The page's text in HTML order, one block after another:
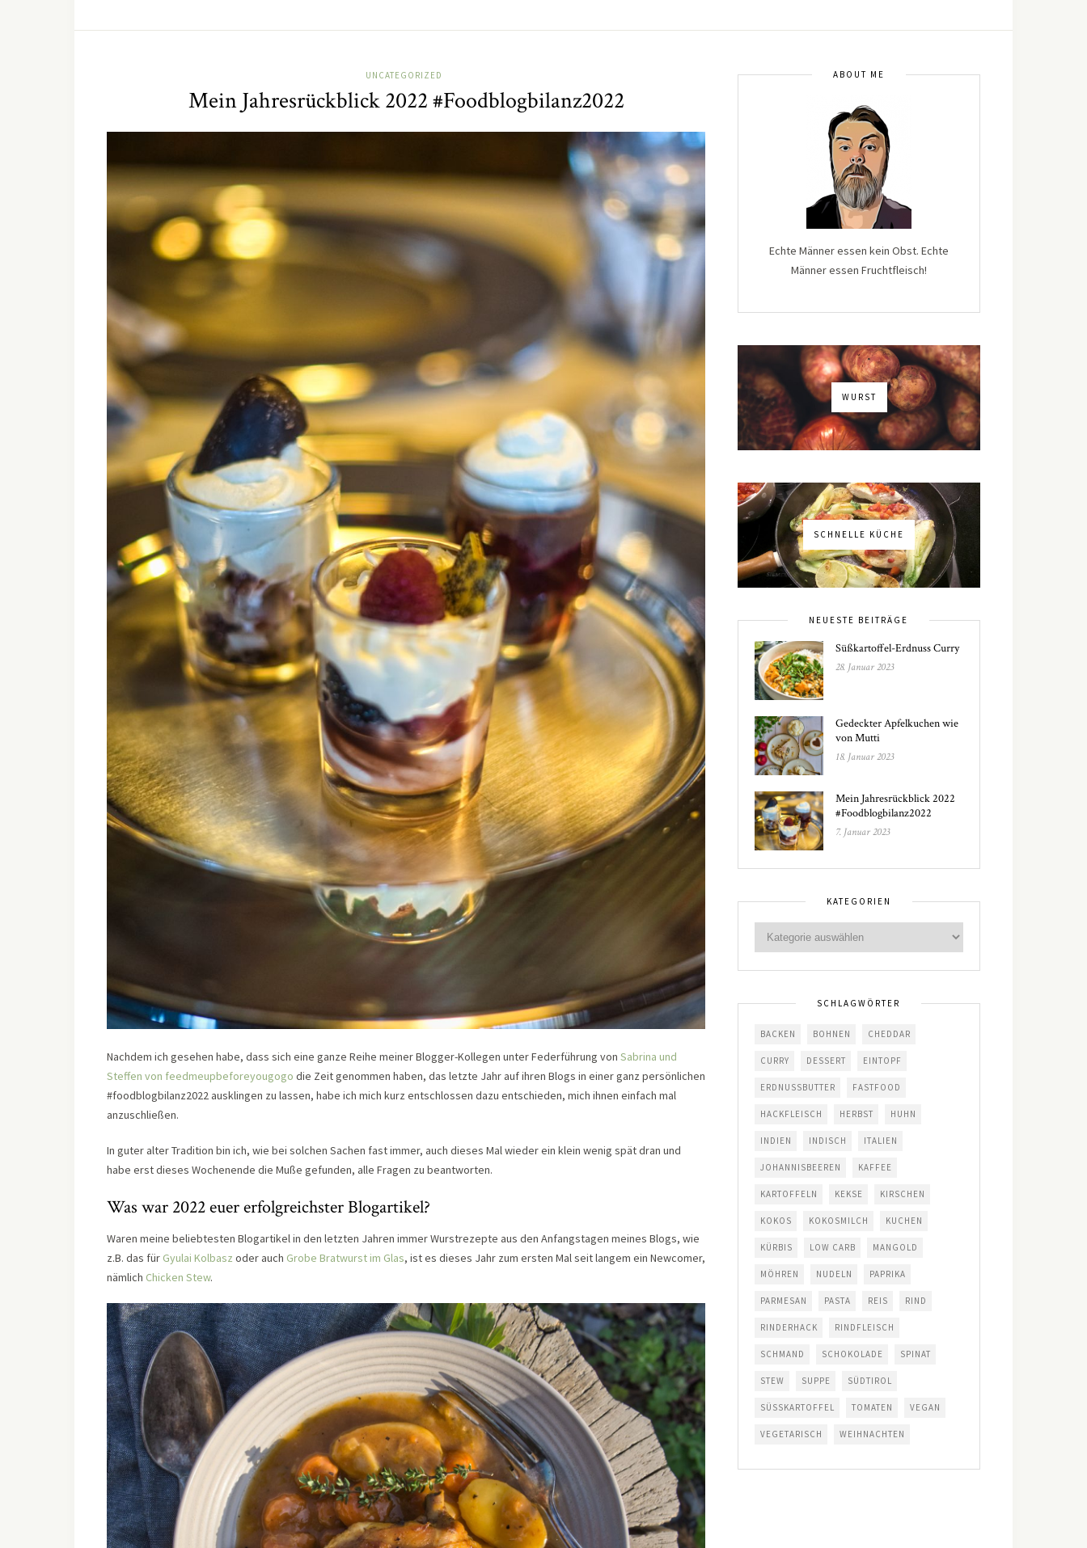
UNCATEGORIZED
Mein Jahresrückblick 2022 #Foodblogbilanz2022
Nachdem ich gesehen habe, dass sich eine ganze Reihe meiner Blogger-Kollegen unter Federführung von Sabrina und
Steffen von feedmeupbeforeyougogo die Zeit genommen haben, das letzte Jahr auf ihren Blogs in einer ganz persönlichen
#foodblogbilanz2022 ausklingen zu lassen, habe ich mich kurz entschlossen dazu entschieden, mich ihnen einfach mal
anzuschließen.
In guter alter Tradition bin ich, wie bei solchen Sachen fast immer, auch dieses Mal wieder ein klein wenig spät dran und
habe erst dieses Wochenende die Muße gefunden, alle Fragen zu beantworten.
Was war 2022 euer erfolgreichster Blogartikel?
Waren meine beliebtesten Blogartikel in den letzten Jahren immer Wurstrezepte aus den Anfangstagen meines Blogs, wie
z.B. das für Gyulai Kolbasz oder auch Grobe Bratwurst im Glas, ist es dieses Jahr zum ersten Mal seit langem ein Newcomer,
nämlich Chicken Stew.
ABOUT ME
Echte Männer essen kein Obst. Echte
Männer essen Fruchtfleisch!
WURST
SCHNELLE KÜCHE
NEUESTE BEITRÄGE
Süßkartoffel-Erdnuss Curry
28. Januar 2023
Gedeckter Apfelkuchen wie
von Mutti
18. Januar 2023
Mein Jahresrückblick 2022
#Foodblogbilanz2022
7. Januar 2023
KATEGORIEN
SCHLAGWÖRTER
BACKEN BOHNEN CHEDDAR
CURRY DESSERT EINTOPF
ERDNUSSBUTTER FASTFOOD
HACKFLEISCH HERBST HUHN
INDIEN INDISCH ITALIEN
JOHANNISBEEREN KAFFEE
KARTOFFELN KEKSE KIRSCHEN
KOKOS KOKOSMILCH KUCHEN
KÜRBIS LOW CARB MANGOLD
MÖHREN NUDELN PAPRIKA
PARMESAN PASTA REIS RIND
RINDERHACK RINDFLEISCH
SCHMAND SCHOKOLADE SPINAT
STEW SUPPE SÜDTIROL
SÜSSKARTOFFEL TOMATEN VEGAN
VEGETARISCH WEIHNACHTEN